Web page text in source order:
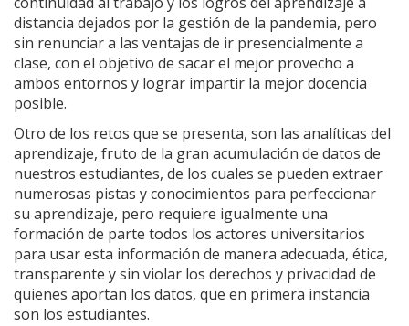
distancia dejados por la gestión de la pandemia, pero
sin renunciar a las ventajas de ir presencialmente a
clase, con el objetivo de sacar el mejor provecho a
ambos entornos y lograr impartir la mejor docencia
posible.
Otro de los retos que se presenta, son las analíticas del
aprendizaje, fruto de la gran acumulación de datos de
nuestros estudiantes, de los cuales se pueden extraer
numerosas pistas y conocimientos para perfeccionar
su aprendizaje, pero requiere igualmente una
formación de parte todos los actores universitarios
para usar esta información de manera adecuada, ética,
transparente y sin violar los derechos y privacidad de
quienes aportan los datos, que en primera instancia
son los estudiantes.